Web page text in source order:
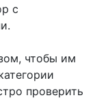
с
чтобы им
проверить